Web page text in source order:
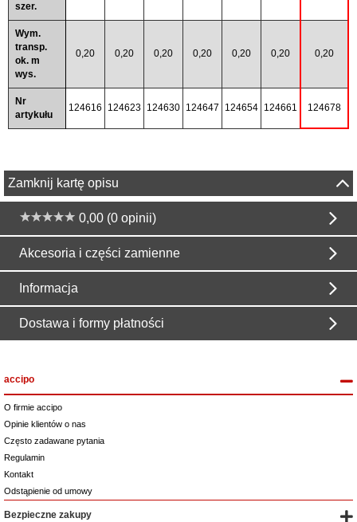
szer.
Wym.
transp.
ok. m
wys.
0,20 0,20 0,20 0,20 0,20 0,20 0,20
Nr
artykułu
124616 124623 124630 124647 124654 124661 124678
Zamknij kartę opisu
0,00 (0 opinii)
Akcesoria i części zamienne
Informacja
Dostawa i formy płatności
accipo
O firmie accipo
Opinie klientów o nas
Często zadawane pytania
Regulamin
Kontakt
Odstąpienie od umowy
Bezpieczne zakupy